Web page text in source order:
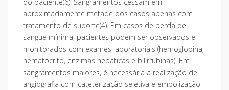
aproximadamente metade dos casos apenas com
tratamento de suporte(4). Em casos de perda de
sangue mínima, pacientes podem ser observados e
monitorados com exames laboratoriais (hemoglobina,
hematócrito, enzimas hepáticas e bilirrubinas). Em
sangramentos maiores, é necessária a realização de
angiografia com cateterização seletiva e embolização